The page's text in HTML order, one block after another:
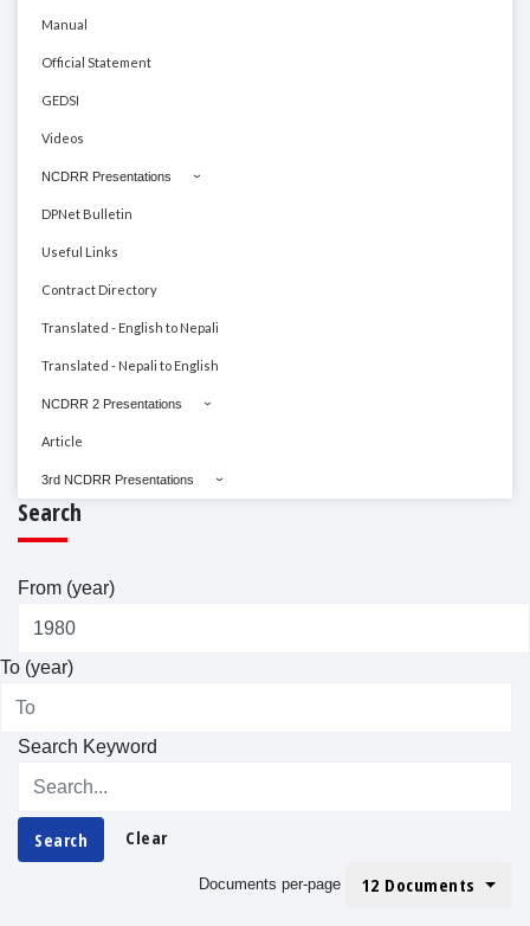
Manual
Official Statement
GEDSI
Videos
NCDRR Presentations
DPNet Bulletin
Useful Links
Contract Directory
Translated - English to Nepali
Translated - Nepali to English
NCDRR 2 Presentations
Article
3rd NCDRR Presentations
Search
From (year)
To (year)
Search Keyword
Search Clear
Documents per-page 12 Documents